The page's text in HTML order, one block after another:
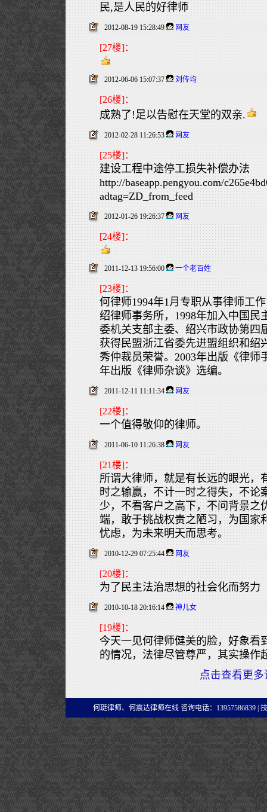
民,是人民的好律师
2012-08-19 15:28:49 网友
[27楼]：
2012-06-06 15:07:37 刘传均
[26楼]：
成熟了!足以告慰在天堂的双亲.
2012-02-28 11:26:53 网友
[25楼]：
建设工程中途停工损失补偿办法
http://baseapp.pengyou.com/
adtag=ZD_from_feed
2012-01-26 19:26:37 网友
[24楼]：
2011-12-13 19:56:00 一个老百姓
[23楼]：
何律师1994年1月专职从事律师工
绍律师事务所，1998年加入中国民
委机关支部主委、绍兴市政协第四
获得民盟浙江省委先进盟组织和绍
秀仲裁员荣誉。2003年出版《律师
年出版《律师杂谈》选编。
2011-12-11 11:11:34 网友
[22楼]：
一个值得敬仰的律师。
2011-06-10 11:26:38 网友
[21楼]：
所谓大律师，就是有长远的眼光，
时之输赢，不计一时之得失，不论
少，不看客户之高下，不问背景之
端，敢于挑战权贵之陋习，为国家
忧虑，为未来明天而思考。
2010-12-29 07:25:44 网友
[20楼]：
为了民主法治思想的社会化而努力
2010-10-18 20:16:14 神儿女
[19楼]：
今天一见何律师健美的脸，好象看
的情况，法律尽管尊严，其实操作
点击查看更多
何珽律师、何震达律师在线 咨询电话：13957586839 |